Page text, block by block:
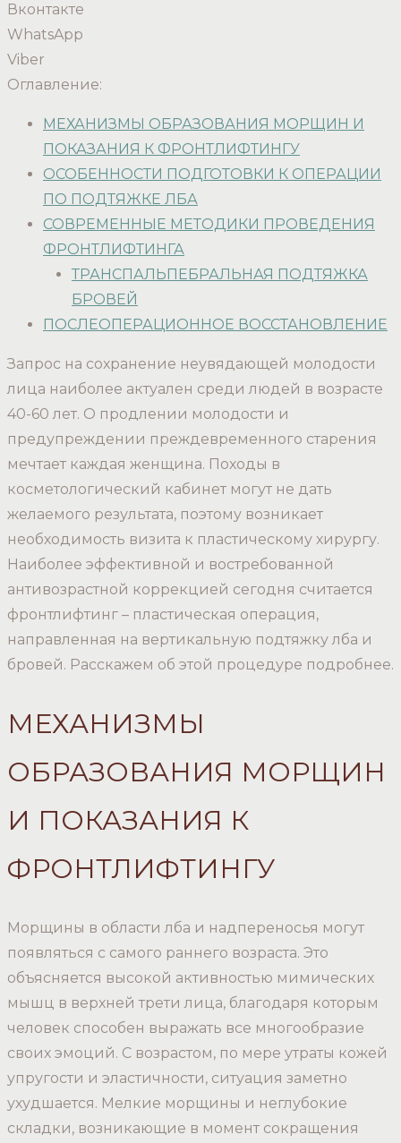
Вконтакте
WhatsApp
Viber
Оглавление:
МЕХАНИЗМЫ ОБРАЗОВАНИЯ МОРЩИН И
ПОКАЗАНИЯ К ФРОНТЛИФТИНГУ
ОСОБЕННОСТИ ПОДГОТОВКИ К ОПЕРАЦИИ
ПО ПОДТЯЖКЕ ЛБА
СОВРЕМЕННЫЕ МЕТОДИКИ ПРОВЕДЕНИЯ
ФРОНТЛИФТИНГА
ТРАНСПАЛЬПЕБРАЛЬНАЯ ПОДТЯЖКА
БРОВЕЙ
ПОСЛЕОПЕРАЦИОННОЕ ВОССТАНОВЛЕНИЕ
Запрос на сохранение неувядающей молодости
лица наиболее актуален среди людей в возрасте
40-60 лет. О продлении молодости и
предупреждении преждевременного старения
мечтает каждая женщина. Походы в
косметологический кабинет могут не дать
желаемого результата, поэтому возникает
необходимость визита к пластическому хирургу.
Наиболее эффективной и востребованной
антивозрастной коррекцией сегодня считается
фронтлифтинг – пластическая операция,
направленная на вертикальную подтяжку лба и
бровей. Расскажем об этой процедуре подробнее.
МЕХАНИЗМЫ
ОБРАЗОВАНИЯ МОРЩИН
И ПОКАЗАНИЯ К
ФРОНТЛИФТИНГУ
Морщины в области лба и надпереносья могут
появляться с самого раннего возраста. Это
объясняется высокой активностью мимических
мышц в верхней трети лица, благодаря которым
человек способен выражать все многообразие
своих эмоций. С возрастом, по мере утраты кожей
упругости и эластичности, ситуация заметно
ухудшается. Мелкие морщины и неглубокие
складки, возникающие в момент сокращения